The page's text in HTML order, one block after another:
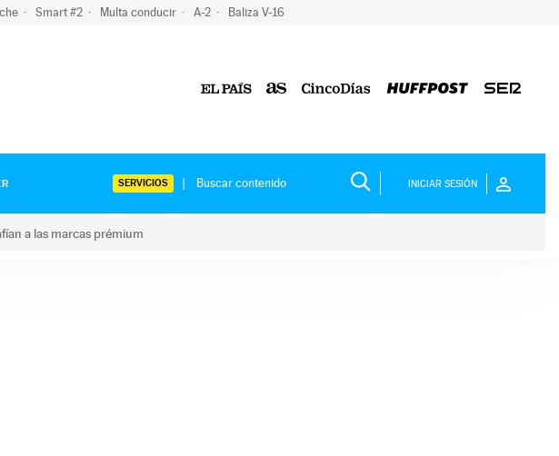
Smart #2 Multa conducir A-2 Baliza V-16
SERVICIOS INICIAR SESIÓN
a las marcas prémium